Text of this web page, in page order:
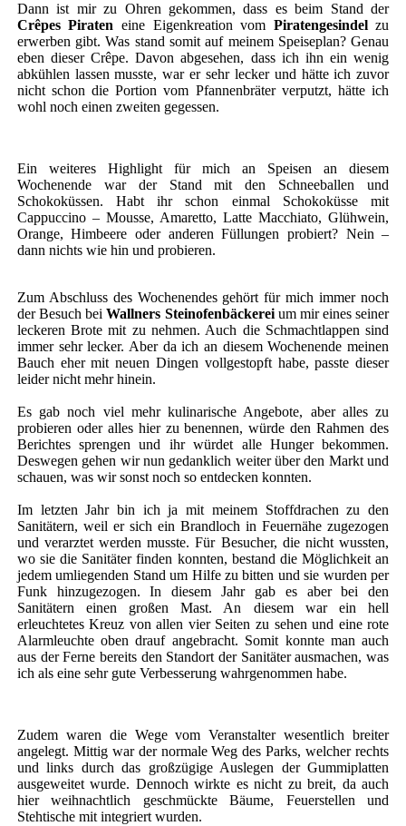
Dann ist mir zu Ohren gekommen, dass es beim Stand der
Crêpes Piraten eine Eigenkreation vom Piratengesindelzu
erwerben gibt. Was stand somit auf meinem Speiseplan? Genau
eben dieser Crêpe. Davon abgesehen, dass ich ihn ein wenig
abkühlen lassen musste, war er sehr lecker und hätte ich zuvor
nicht schon die Portion vom Pfannenbräter verputzt, hätte ich
wohl noch einen zweiten gegessen.
Ein weiteres Highlight für mich an Speisen an diesem
Wochenende war der Stand mit den Schneeballen und
Schokoküssen. Habt ihr schon einmal Schokoküsse mit
Cappuccino – Mousse, Amaretto, Latte Macchiato, Glühwein,
Orange, Himbeere oder anderen Füllungen probiert? Nein –
dann nichts wie hin und probieren.
Zum Abschluss des Wochenendes gehört für mich immer noch
der Besuch beiWallners Steinofenbäckereium mir eines seiner
leckeren Brote mit zu nehmen. Auch die Schmachtlappen sind
immer sehr lecker. Aber da ich an diesem Wochenende meinen
Bauch eher mit neuen Dingen vollgestopft habe, passte dieser
leider nicht mehr hinein.
Es gab noch viel mehr kulinarische Angebote, aber alles zu
probieren oder alles hier zu benennen, würde den Rahmen des
Berichtes sprengen und ihr würdet alle Hunger bekommen.
Deswegen gehen wir nun gedanklich weiter über den Markt und
schauen, was wir sonst noch so entdecken konnten.
Im letzten Jahr bin ich ja mit meinem Stoffdrachen zu den
Sanitätern, weil er sich ein Brandloch in Feuernähe zugezogen
und verarztet werden musste. Für Besucher, die nicht wussten,
wo sie die Sanitäter finden konnten, bestand die Möglichkeit an
jedem umliegenden Stand um Hilfe zu bitten und sie wurden per
Funk hinzugezogen. In diesem Jahr gab es aber bei den
Sanitätern einen großen Mast. An diesem war ein hell
erleuchtetes Kreuz von allen vier Seiten zu sehen und eine rote
Alarmleuchte oben drauf angebracht. Somit konnte man auch
aus der Ferne bereits den Standort der Sanitäter ausmachen, was
ich als eine sehr gute Verbesserung wahrgenommen habe.
Zudem waren die Wege vom Veranstalter wesentlich breiter
angelegt. Mittig war der normale Weg des Parks, welcher rechts
und links durch das großzügige Auslegen der Gummiplatten
ausgeweitet wurde. Dennoch wirkte es nicht zu breit, da auch
hier weihnachtlich geschmückte Bäume, Feuerstellen und
Stehtische mit integriert wurden.